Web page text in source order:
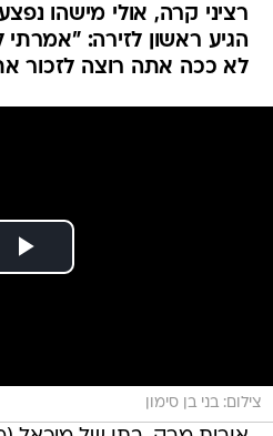
רציני קרה, אולי מישהו
הגיע ראשון לזירה:
לא ככה אתה רוצה לזכור
צילום: בני בן סימון